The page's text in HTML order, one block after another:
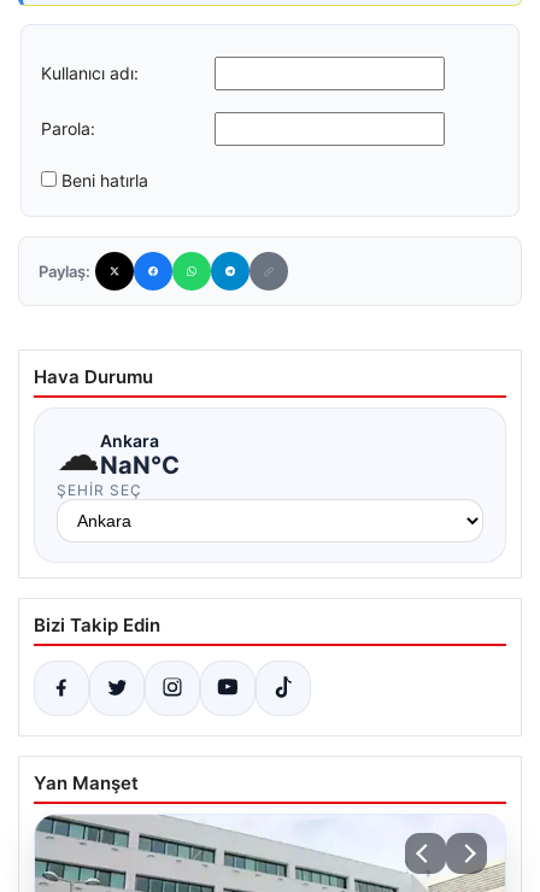
Kullanıcı adı:
Parola:
Beni hatırla
Paylaş:
Hava Durumu
☁Ankara
NaN°C
ŞEHIR SEÇ
Bizi Takip Edin
Yan Manşet